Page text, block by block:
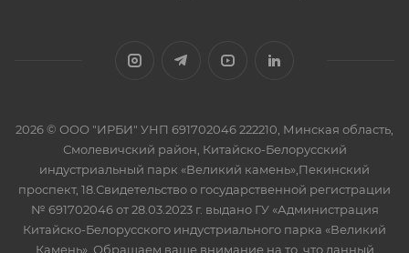
2026 © ООО "ИРБИ" УНП 691702046 222210, Минская область,
Смолевичский район, Китайско-Белорусский
индустриальный парк «Великий камень»,Пекинский
проспект, 18.Свидетельство о государственной регистрации
№ 691702046 от 28.03.2023 г. выдано ГУ «Администрация
Китайско-Белорусского индустриального парка «Великий
Камень». Обращаем ваше внимание на то, что данный